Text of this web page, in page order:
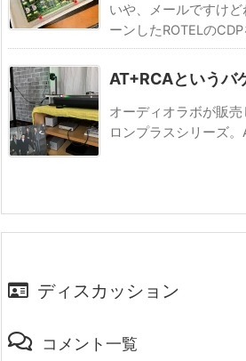
いや、メールですけ
ーンしたROTELの
AT+RCAというバ
オーディオラボが販
ロンプラスシリーズ
ディスカッション
コメント一覧